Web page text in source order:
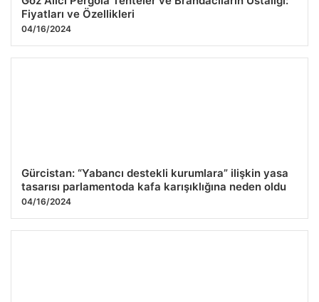
Fiyatları ve Özellikleri
04/16/2024
Gürcistan: “Yabancı destekli kurumlara” ilişkin yasa
tasarısı parlamentoda kafa karışıklığına neden oldu
04/16/2024